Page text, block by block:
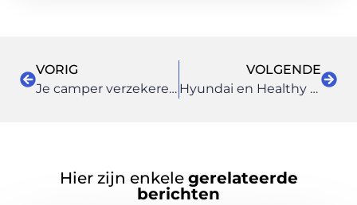
VORIG
Je camper verzekeren, hoe ga je daarvoor het best te werk?
VOLGENDE
Hyundai en Healthy Seas verlengden hun samenwerking
Hier zijn enkele gerelateerde
berichten